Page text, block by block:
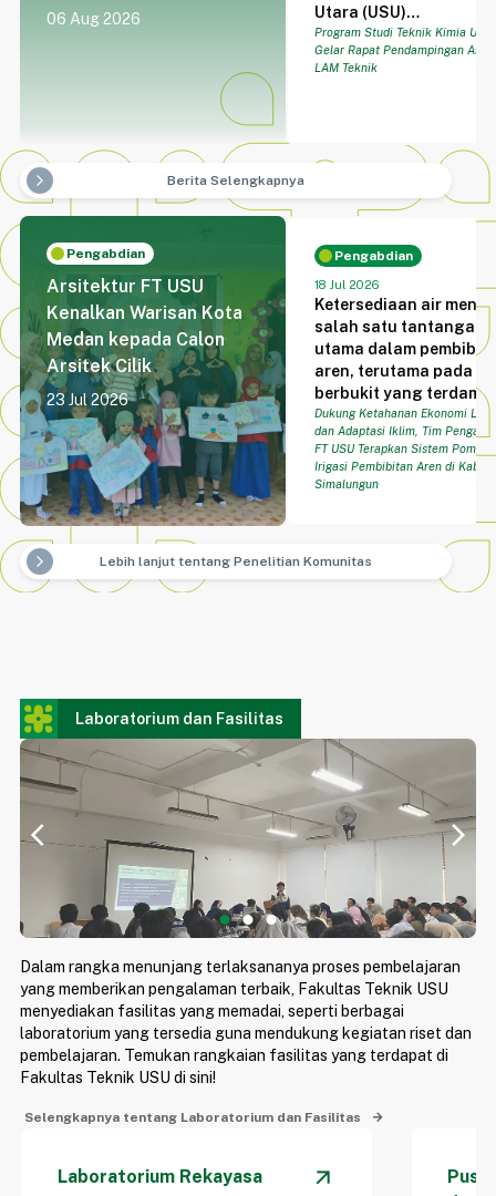
06 Aug 2026
Utara (USU)
menyelenggarakan
Pendampingan
LAM Teknik pada
Studi Teknik Kimia.
Kegiatan ini
pemantapan dokumen
memastikan seluruh
kriteria penilaian telah
disusun secara
komprehensif, dan
dengan instrumen
akreditasi Lembaga
Akreditasi Mandiri
(LAM Teknik).
Program Studi Teknik Kimia USU
Gelar Rapat Pendampingan
LAM Teknik
arrow_forward_ios Berita Selengkapnya
Pengabdian
Arsitektur FT USU
Kenalkan Warisan Kota
Medan kepada Calon
Arsitek Cilik
23 Jul 2026
Pengabdian
18 Jul 2026
Ketersediaan air
salah satu tantangan
utama dalam
aren, terutama pada
berbukit yang
kekeringan akibat
fenomena El Niño.
tersebut dihadapi oleh
usaha pembibitan aren
di Desa Bandar Tinggi,
Huta VI, Kecamatan
Bandar Masilam,
Kabupaten
pengangkutan air
manual membutuhkan
tenaga yang besar.
Dukung Ketahanan Ekonomi
dan Adaptasi Iklim, Tim
FT USU Terapkan Sistem Pompa
Irigasi Pembibitan Aren di
Simalungun
arrow_forward_ios Lebih lanjut tentang Penelitian Komunitas
Laboratorium dan Fasilitas
arrow_back_ios arrow_forward_ios
Dalam rangka menunjang terlaksananya proses pembelajaran
yang memberikan pengalaman terbaik, Fakultas Teknik USU
menyediakan fasilitas yang memadai, seperti berbagai
laboratorium yang tersedia guna mendukung kegiatan riset dan
pembelajaran. Temukan rangkaian fasilitas yang terdapat di
Fakultas Teknik USU di sini!
Selengkapnya tentang Laboratorium dan Fasilitas
Laboratorium Rekayasa
arrow_forward